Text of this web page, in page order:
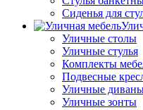
Сиденья для
Уличные столы
Уличные стулья
Комплекты
Подвесные
Уличные
Уличные зонты